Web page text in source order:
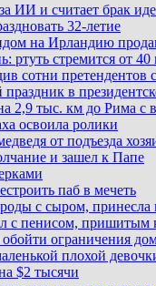
ИИ и считает брак
32-летие
на Ирландию
стремится от 40
сотни претендентов
в
2,9 тыс. км до Рима с
освоила ролики
от подъезда
и зашел к Папе
паб в мечеть
с сыром,
с пенисом, пришитым
ограничения
плохой
$2 тысячи